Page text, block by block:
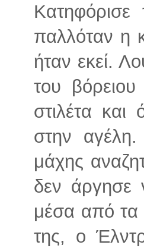
παλλόταν η
ήταν εκεί.
του βόρειου
στιλέτα και
στην
μάχης
δεν άργησε
μέσα από τα
της, ο